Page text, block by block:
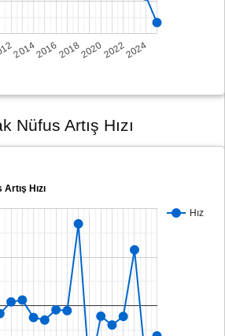
201420162018202020222024
Nüfus Artış Hızı
Hızı
Hız